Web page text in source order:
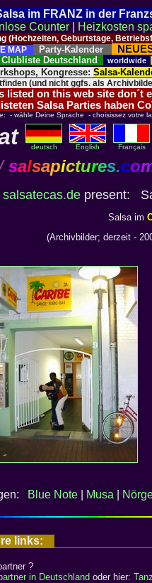
im FRANZ in der
Counter
Heizkosten
(Hochzeiten, Geburtstage,
MAP
Party-Kalender
Clubliste Deutschland worldwide
Kongresse: Salsa-
(und nicht ggfs. als
listed on this web site
Salsa Parties haben
- wähle Deine Sprache - choisissez votre
deutsch English Français
salsapictures.co
salsatecas.de present:
Salsa im
(Archivbilder; derzeit -
Blue Note| Musa
links:
?
in Deutschland oder hier: